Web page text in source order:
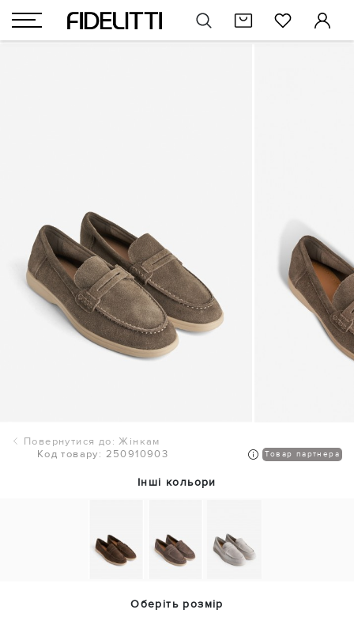
Повернутися до: Жінкам
Код товару: 250910903
Товар партнера
Інші кольори
Оберіть розмір